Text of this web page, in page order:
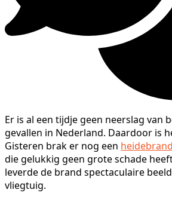
Er is al een tijdje geen neerslag van
gevallen in Nederland. Daardoor is
Gisteren brak er nog een heidebrand
die gelukkig geen grote schade
leverde de brand spectaculaire
vliegtuig.